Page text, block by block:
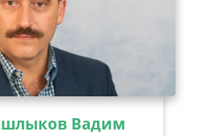
Вадим